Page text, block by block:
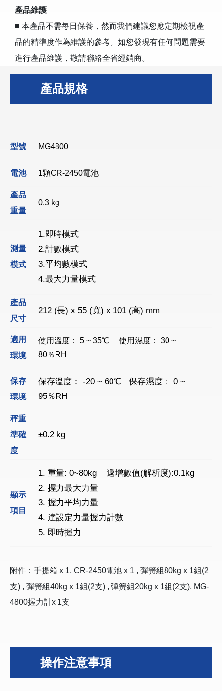
產品維護
■ 本產品不需每日保養，然而我們建議您應定期檢視產
品的精準度作為維護的參考。如您發現有任何問題需要
進行產品維護，敬請聯絡全省經銷商。
產品規格
型號 MG4800
電池 1顆CR-2450電池
產品
重量
0.3 kg
測量
模式
1.即時模式
2.計數模式
3.平均數模式
4.最大力量模式
產品
尺寸
212 (長) x 55 (寬) x 101 (高) mm
適用
環境
使用溫度： 5 ~ 35℃ 使用濕度： 30 ~
80％RH
保存
環境
保存溫度： -20 ~ 60℃ 保存濕度： 0 ~
95％RH
秤重
準確
度
±0.2 kg
顯示
項目
1. 重量: 0~80kg 遞增數值(解析度):0.1kg
2. 握力最大力量
3. 握力平均力量
4. 達設定力量握力計數
5. 即時握力
附件：手提箱 x 1, CR-2450電池 x 1 , 彈簧組80kg x 1組(2
支) , 彈簧組40kg x 1組(2支) , 彈簧組20kg x 1組(2支), MG-
4800握力計x 1支
操作注意事項